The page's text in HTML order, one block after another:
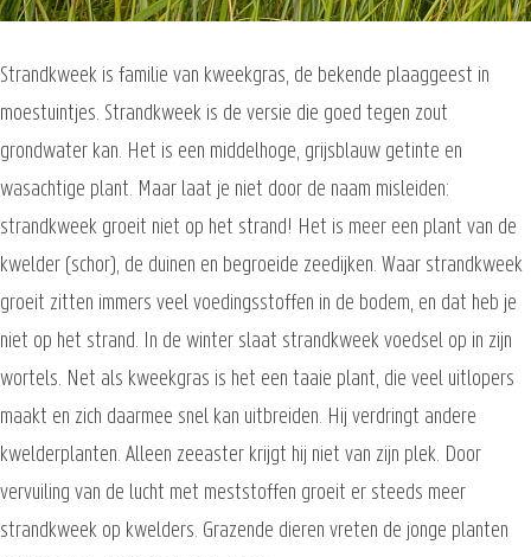
Strandkweek is familie van kweekgras, de bekende plaaggeest in
moestuintjes. Strandkweek is de versie die goed tegen zout
grondwater kan. Het is een middelhoge, grijsblauw getinte en
wasachtige plant. Maar laat je niet door de naam misleiden:
strandkweek groeit niet op het strand! Het is meer een plant van de
kwelder (schor), de duinen en begroeide zeedijken. Waar strandkweek
groeit zitten immers veel voedingsstoffen in de bodem, en dat heb je
niet op het strand. In de winter slaat strandkweek voedsel op in zijn
wortels. Net als kweekgras is het een taaie plant, die veel uitlopers
maakt en zich daarmee snel kan uitbreiden. Hij verdringt andere
kwelderplanten. Alleen zeeaster krijgt hij niet van zijn plek. Door
vervuiling van de lucht met meststoffen groeit er steeds meer
strandkweek op kwelders. Grazende dieren vreten de jonge planten